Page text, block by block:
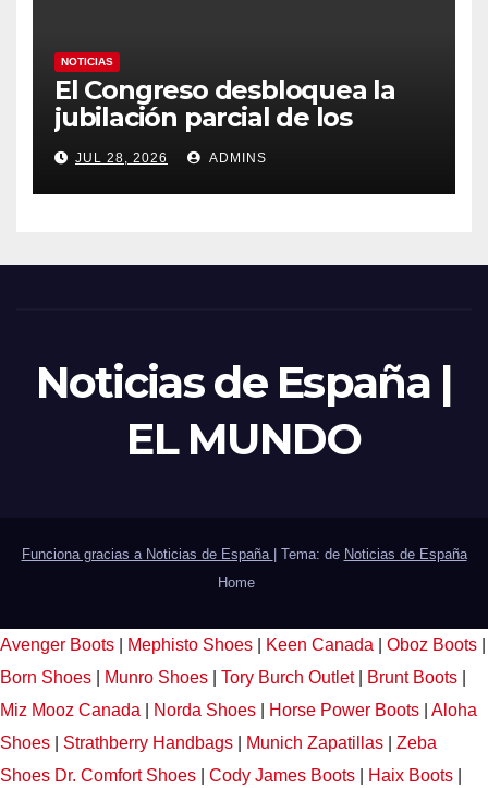
NOTICIAS
El Congreso desbloquea la
jubilación parcial de los
trabajadores laborales del
sector público
JUL 28, 2026 ADMINS
Noticias de España |
EL MUNDO
Funciona gracias a Noticias de España Tema: de Noticias de España
Home
Avenger Boots Mephisto Shoes Keen Canada Oboz Boots
Born Shoes
Munro Shoes Tory Burch Outlet Brunt Boots
Miz Mooz Canada
Norda Shoes Horse Power Boots
Aloha
Shoes
Strathberry Handbags Munich Zapatillas
Zeba
Shoes Dr. Comfort Shoes Cody James Boots Haix Boots